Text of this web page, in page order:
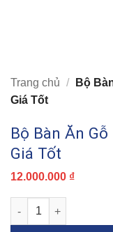
Trang chủ /
Bộ
Giá Tốt
Bộ Bàn Ăn
Giá Tốt
12.000.000 ₫
Bộ Bàn Ăn Gỗ Bọc